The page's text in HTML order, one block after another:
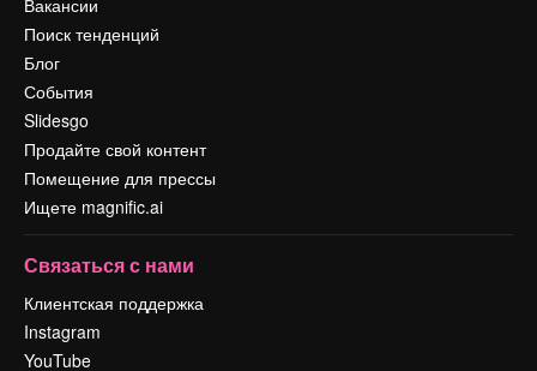
Поиск тенденций
Блог
События
Slidesgo
Продайте свой контент
Помещение для прессы
Ищете magnific.ai
Связаться с нами
Клиентская поддержка
Instagram
YouTube